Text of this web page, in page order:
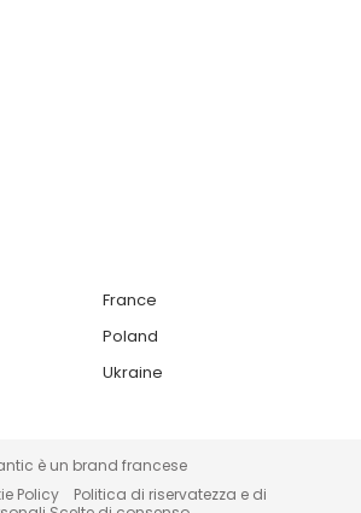
France
Poland
Ukraine
è un brand francese
Policy
Politica di riservatezza e di